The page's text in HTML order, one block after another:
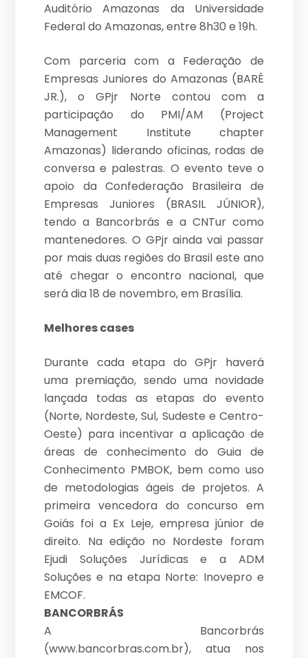
Auditório Amazonas da Universidade
Federal do Amazonas, entre 8h30 e 19h.
Com parceria com a Federação de
Empresas Juniores do Amazonas (BARÉ
JR.), o GPjr Norte contou com a
participação do PMI/AM (Project
Management Institute chapter
Amazonas) liderando oficinas, rodas de
conversa e palestras. O evento teve o
apoio da Confederação Brasileira de
Empresas Juniores (BRASIL JÚNIOR),
tendo a Bancorbrás e a CNTur como
mantenedores. O GPjr ainda vai passar
por mais duas regiões do Brasil este ano
até chegar o encontro nacional, que
será dia 18 de novembro, em Brasília.
Melhores cases
Durante cada etapa do GPjr haverá
uma premiação, sendo uma novidade
lançada todas as etapas do evento
(Norte, Nordeste, Sul, Sudeste e Centro-
Oeste) para incentivar a aplicação de
áreas de conhecimento do Guia de
Conhecimento PMBOK, bem como uso
de metodologias ágeis de projetos. A
primeira vencedora do concurso em
Goiás foi a Ex Leje, empresa júnior de
direito. Na edição no Nordeste foram
Ejudi Soluções Jurídicas e a ADM
Soluções e na etapa Norte: Inovepro e
EMCOF.
BANCORBRÁS
A Bancorbrás
(www.bancorbras.com.br), atua nos